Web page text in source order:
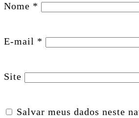
Nome *
E-mail *
Site
Salvar meus dados neste